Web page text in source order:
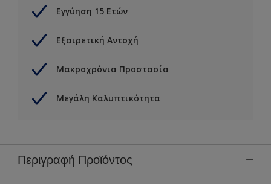
Εγγύηση 15 Ετών
Εξαιρετική Αντοχή
Μακροχρόνια Προστασία
Μεγάλη Καλυπτικότητα
Περιγραφή Προϊόντος